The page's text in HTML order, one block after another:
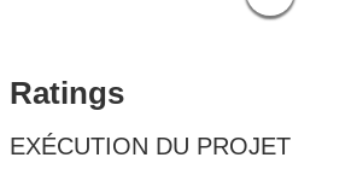
Ratings
EXÉCUTION DU PROJET